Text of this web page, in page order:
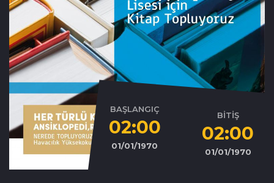
BAŞLANGIÇ
02:00
01/01/1970
BİTİŞ
02:00
01/01/1970